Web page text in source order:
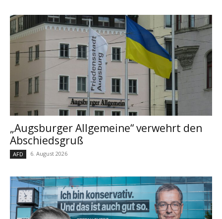
„Augsburger Allgemeine“ verwehrt den
Abschiedsgruß
AFD 6. August 2026